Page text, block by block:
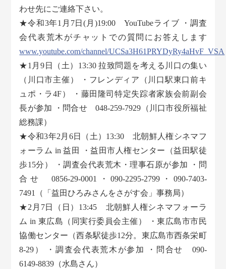
わせ先にご連絡下さい。
★令和3年1月7日(月)19:00 YouTubeライブ ・調査
会代表荒木がチャットでの質問にお答えします
www.youtube.com/channel/UCSa3H61PRYDyRy4aHvF_VSA
★1月9日（土）13:30 拉致問題を考える川口の集い
（川口市主催） ・フレンディア（川口駅東口前キ
ュポ・ラ4F） ・藤田隆司特定失踪者家族会前副会
長が参加 ・問合せ 048-259-7929（川口市役所福祉
総務課）
★令和3年2月6日（土）13:30 北朝鮮人権シネマフ
ォーラム in 益田 ・益田市人権センター（益田駅徒
歩15分） ・調査会代表荒木・理事石原が参加 ・問
合せ 0856-29-0001・090-2295-2799・090-7403-
7491（「益田ひろみさんをさがす会」事務局）
★2月7日（日）13:45 北朝鮮人権シネマフォーラ
ム in 東広島（同実行委員会主催） ・東広島市市民
協働センター（西条駅徒歩12分。東広島市西条栄町
8-29） ・調査会代表荒木が参加 ・問合せ 090-
6149-8839（水島さん）